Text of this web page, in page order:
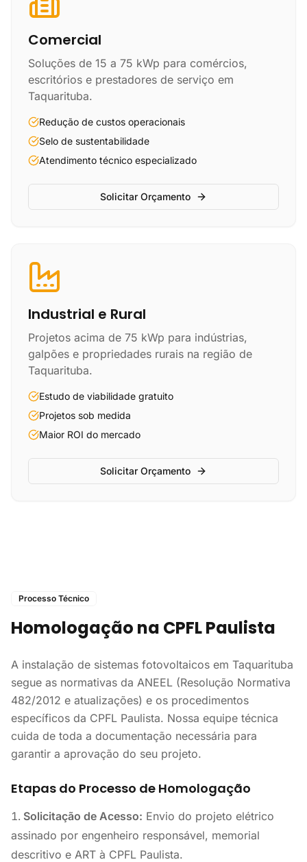
Comercial
Soluções de 15 a 75 kWp para comércios,
escritórios e prestadores de serviço em
Taquarituba.
Redução de custos operacionais
Selo de sustentabilidade
Atendimento técnico especializado
Solicitar Orçamento
Industrial e Rural
Projetos acima de 75 kWp para indústrias,
galpões e propriedades rurais na região de
Taquarituba.
Estudo de viabilidade gratuito
Projetos sob medida
Maior ROI do mercado
Solicitar Orçamento
Processo Técnico
Homologação na CPFL Paulista
A instalação de sistemas fotovoltaicos em Taquarituba
segue as normativas da ANEEL (Resolução Normativa
482/2012 e atualizações) e os procedimentos
específicos da CPFL Paulista. Nossa equipe técnica
cuida de toda a documentação necessária para
garantir a aprovação do seu projeto.
Etapas do Processo de Homologação
Solicitação de Acesso: Envio do projeto elétrico
assinado por engenheiro responsável, memorial
descritivo e ART à CPFL Paulista.